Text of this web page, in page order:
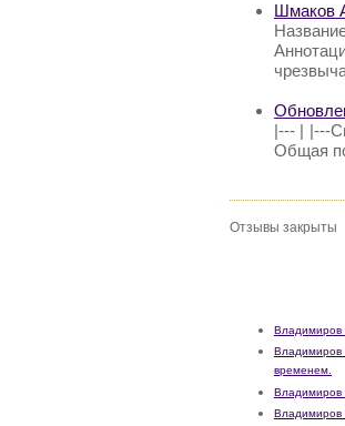
Шмаков
|--- | |---
Общая
Отзывы закрыты
Владимиров
Владимиров
временем.
Владимиров
Владимиров